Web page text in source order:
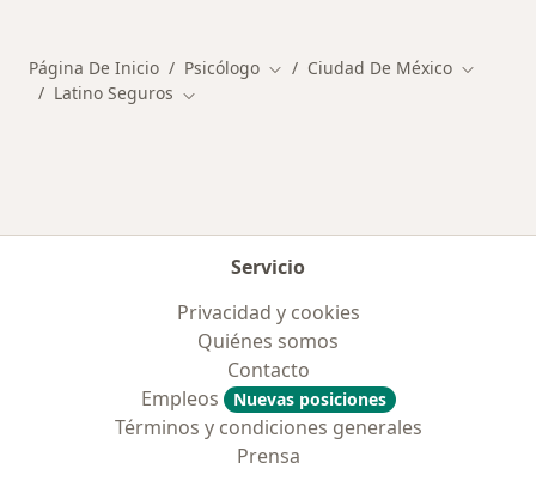
Página De Inicio Psicólogo Cambiar de ciudad
Ciudad De México Cambiar
Latino Seguros Cambiar de ciudad
Servicio
Privacidad y cookies
Quiénes somos
Contacto
Empleos
Nuevas posiciones
Términos y condiciones generales
Prensa